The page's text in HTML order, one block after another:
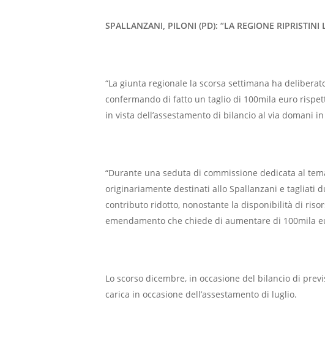
SPALLANZANI, PILONI (PD): “LA REGIONE RIPRISTINI
“La giunta regionale la scorsa settimana ha
confermando di fatto un taglio di 100mila euro
in vista dell’assestamento di bilancio al via domani
“Durante una seduta di commissione dedicata al
originariamente destinati allo Spallanzani e tagliati
contributo ridotto, nonostante la disponibilità di
emendamento che chiede di aumentare di 100mila
Lo scorso dicembre, in occasione del bilancio di
carica in occasione dell’assestamento di luglio.